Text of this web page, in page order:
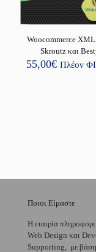
Woocommerce XML
Skroutz και
55,00€ Πλέον
Ποιοι Είμαστε
H εταιρία
Web Design και
Supporting, με βάση